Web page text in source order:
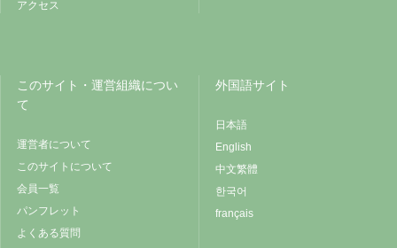
アクセス
このサイト・運営組織につい
て
運営者について
このサイトについて
会員一覧
パンフレット
よくある質問
外国語サイト
日本語
English
中文繁體
한국어
français